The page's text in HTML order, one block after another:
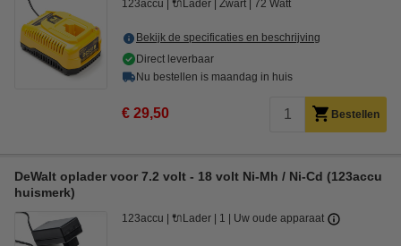
123accu 🔌Lader Zwart 72 Watt
Bekijk de specificaties en beschrijving
Direct leverbaar
Nu bestellen is maandag in huis
€ 29,50 Bestellen
DeWalt oplader voor 7.2 volt - 18 volt Ni-Mh / Ni-Cd (123accu
huismerk)
123accu 🔌Lader 1 Uw oude apparaat